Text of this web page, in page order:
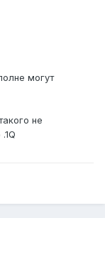
могут
не